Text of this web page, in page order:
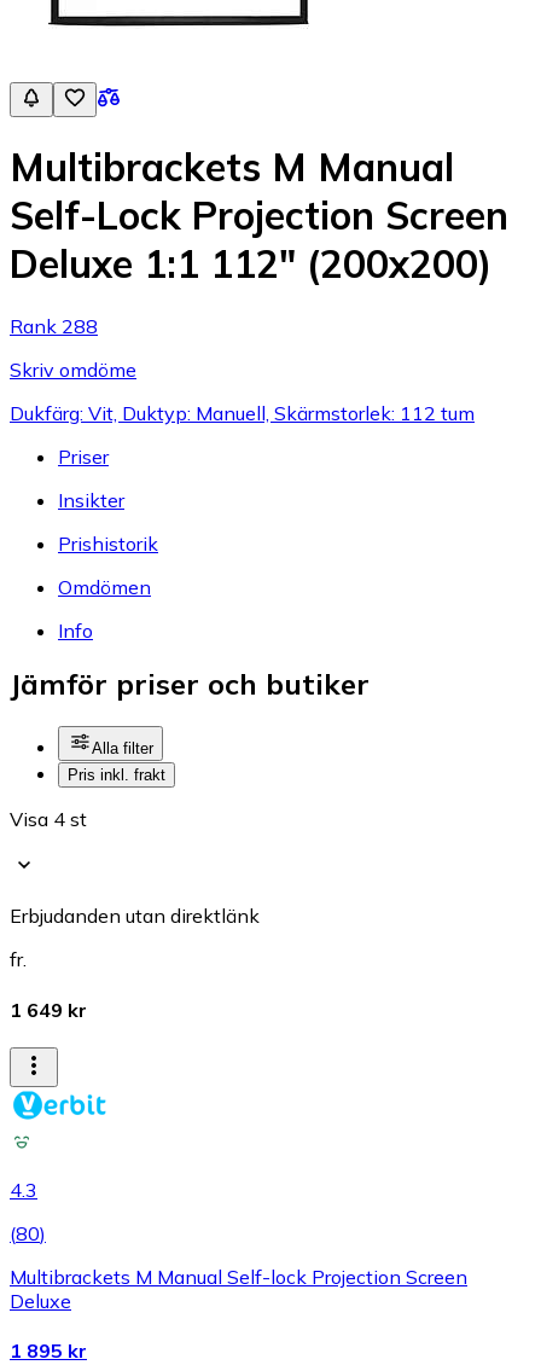
Multibrackets M Manual
Self-Lock Projection Screen
Deluxe 1:1 112" (200x200)
Rank 288
Skriv omdöme
Dukfärg: Vit, Duktyp: Manuell, Skärmstorlek: 112 tum
Priser
Insikter
Prishistorik
Omdömen
Info
Jämför priser och butiker
Alla filter
Pris inkl. frakt
Visa 4 st
Erbjudanden utan direktlänk
fr.
1 649 kr
4.3
(80)
Multibrackets M Manual Self-lock Projection Screen
Deluxe
1 895 kr